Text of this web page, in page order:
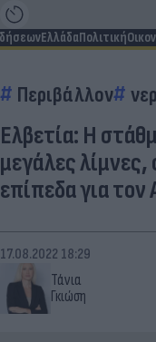
ΕλλάδαΠολιτική
Περιβάλλον
Ελβετία: Η
μεγάλες λίμνες,
επίπεδα για
Τάνια
Γκιώση
17.08.2022 18:29